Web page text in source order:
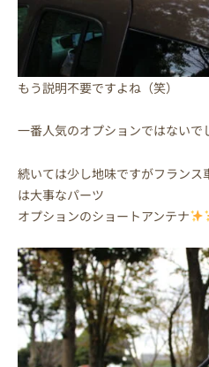
もう説明不要ですよね（笑）
一番人気のオプションではないで
続いては少し地味ですがフラン
は大事なパーツ
オプションのショートアンテナ